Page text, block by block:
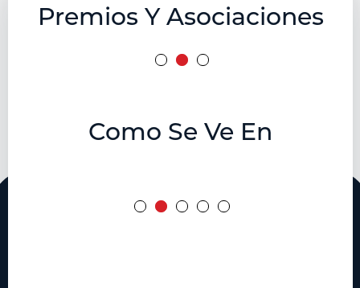
Premios Y Asociaciones
Como Se Ve En